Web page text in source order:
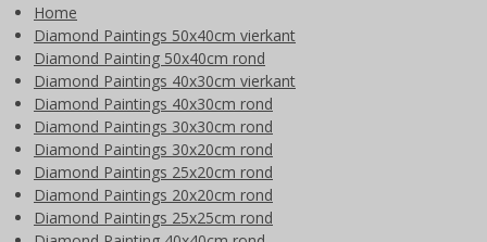
Home
Diamond Paintings 50x40cm vierkant
Diamond Painting 50x40cm rond
Diamond Paintings 40x30cm vierkant
Diamond Paintings 40x30cm rond
Diamond Paintings 30x30cm rond
Diamond Paintings 30x20cm rond
Diamond Paintings 25x20cm rond
Diamond Paintings 20x20cm rond
Diamond Paintings 25x25cm rond